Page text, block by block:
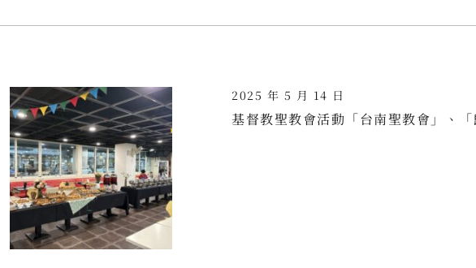
2025 年 5 月 14 日
基督教聖教會活動「台南聖教會」、「